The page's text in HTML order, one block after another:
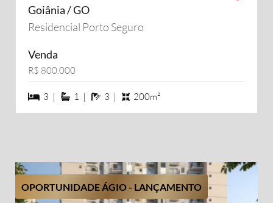
Goiânia / GO
Residencial Porto Seguro
Venda
R$ 800.000
3 dormiórios
3 | 1 suítes
1 | 3 banheiros
3 | 200m²
OPORTUNIDADE ÁGIO - LANÇAMENTO